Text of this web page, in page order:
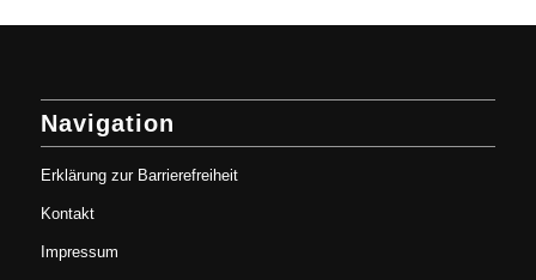
Navigation
Erklärung zur Barrierefreiheit
Kontakt
Impressum